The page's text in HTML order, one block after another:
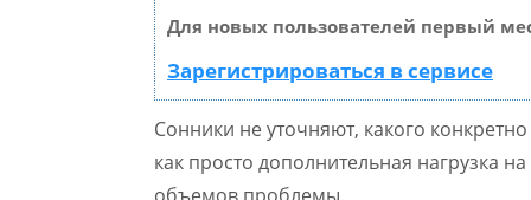
Для новых пользователей первый
Зарегистрироваться в сервисе
Сонники не уточняют, какого
как просто дополнительная нагрузка